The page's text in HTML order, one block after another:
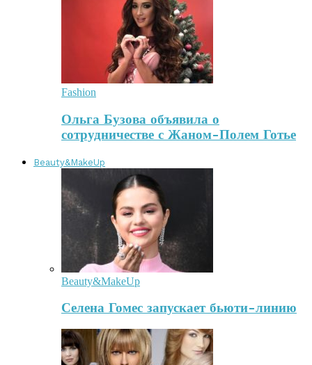
Fashion
Ольга Бузова объявила о
сотрудничестве с Жаном-Полем Готье
Beauty&MakeUp
Beauty&MakeUp
Селена Гомес запускает бьюти-линию